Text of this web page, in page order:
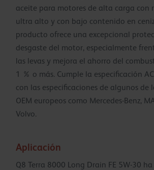
aceite para motores de alta carga con
ultra alto y con bajo contenido en
producto ofrece una excepcional
desgaste del motor, especialmente
las levas y mejora el ahorro del
1 % o más. Cumple la especificación
con las especificaciones de algunos de
OEM europeos como Mercedes-Benz,
Volvo.
Aplicación
Q8 Terra 8000 Long Drain FE 5W-30 ha